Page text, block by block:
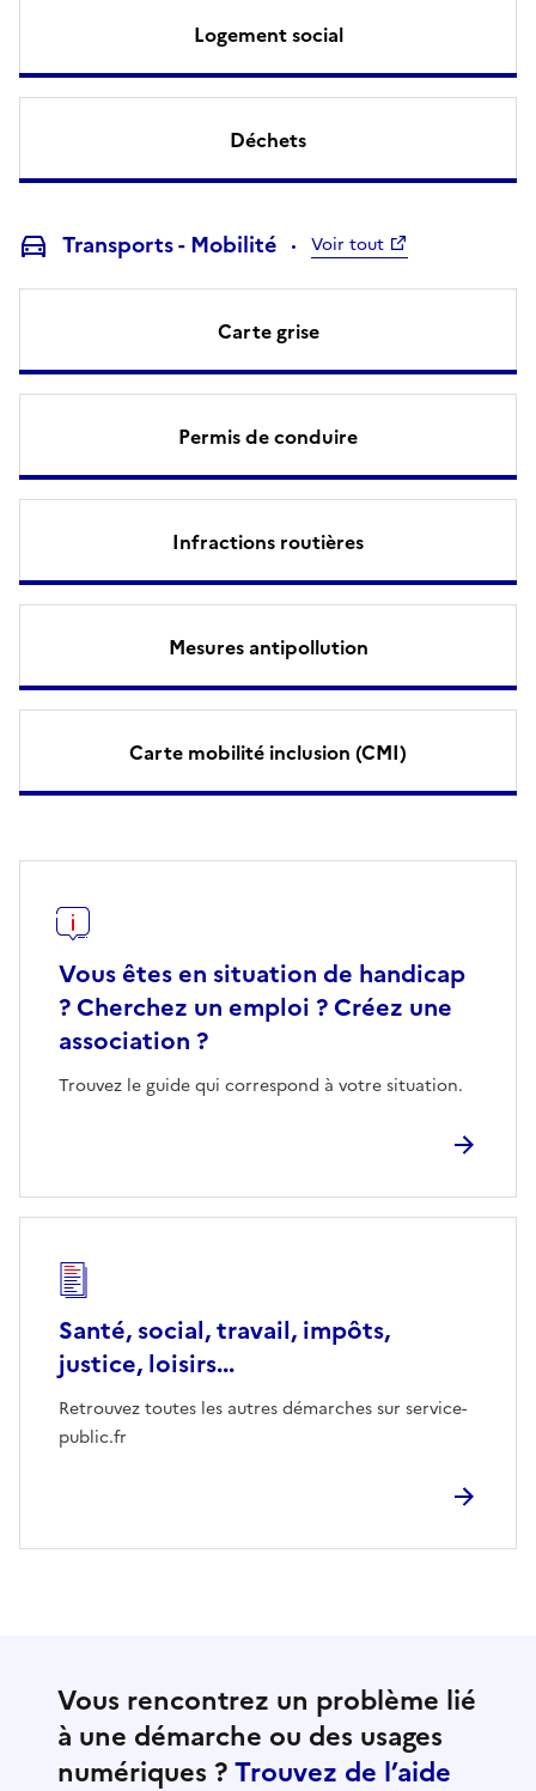
Logement social
Déchets
Transports - Mobilité Voir tout
Carte grise
Permis de conduire
Infractions routières
Mesures antipollution
Carte mobilité inclusion (CMI)
Vous êtes en situation de handicap
? Cherchez un emploi ? Créez une
association ?
Trouvez le guide qui correspond à votre situation.
Santé, social, travail, impôts,
justice, loisirs...
Retrouvez toutes les autres démarches sur service-
public.fr
Vous rencontrez un problème lié
à une démarche ou des usages
numériques ?Trouvez de l’aide